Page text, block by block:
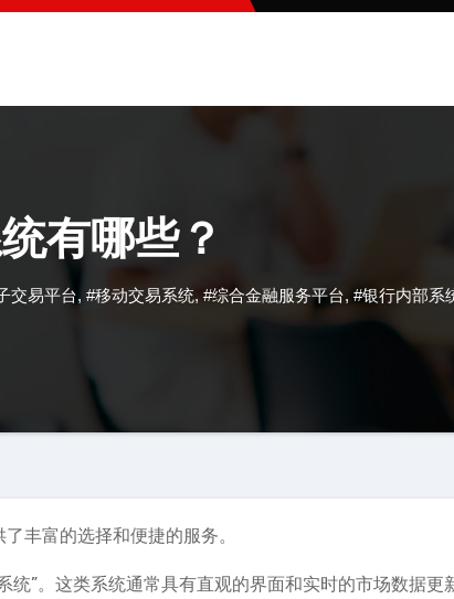
有哪些？
交易平台, #移动交易系统, #综合金融服务平台, #银行内部系
丰富的选择和便捷的服务。
”。这类系统通常具有直观的界面和实时的市场数据更